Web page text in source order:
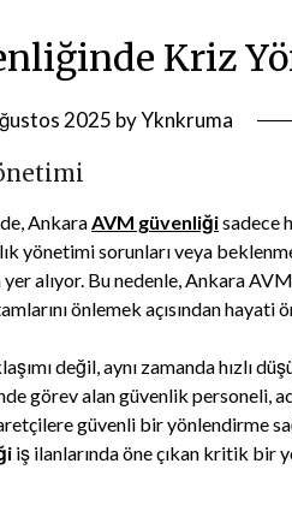
Kriz
2025 byYknkruma
AnkaraAVM güvenliğisadece
yönetimi sorunları veya
alıyor. Bu nedenle, Ankara
önlemek açısından hayati
değil, aynı zamanda hızlı
görev alan güvenlik personeli,
güvenli bir yönlendirme
iş ilanlarında öne çıkan kritik bir